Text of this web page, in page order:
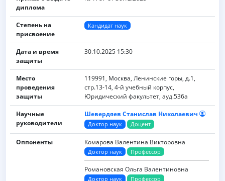
диплома
Степень на
присвоение
Кандидат наук
Дата и время
защиты
30.10.2025 15:30
Место
проведения
защиты
119991, Москва, Ленинские горы, д.1,
стр.13-14, 4-й учебный корпус,
Юридический факультет, ауд.536а
Научные
руководители
Шевердяев Станислав Николаевич
Доктор наук Доцент
Оппоненты Комарова Валентина Викторовна
Доктор наук Профессор
Романовская Ольга Валентиновна
Доктор наук Профессор